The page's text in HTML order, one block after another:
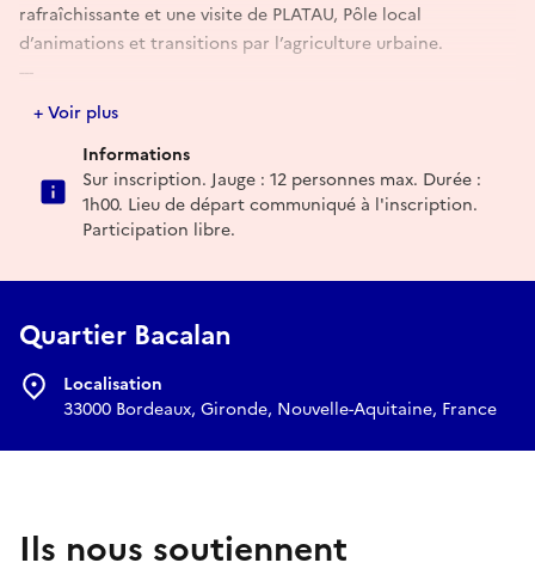
rafraîchissante et une visite de PLATAU, Pôle local
d’animations et transitions par l’agriculture urbaine.
---
Un évènement Journées européennes du patrimoine et du
matrimoine à Bordeaux
#JEPMBX2026
Réserver
+ Voir plus
Informations
Sur inscription. Jauge : 12 personnes max. Durée :
1h00. Lieu de départ communiqué à l'inscription.
Participation libre.
Quartier Bacalan
Localisation
33000 Bordeaux, Gironde, Nouvelle-Aquitaine, France
Ils nous soutiennent